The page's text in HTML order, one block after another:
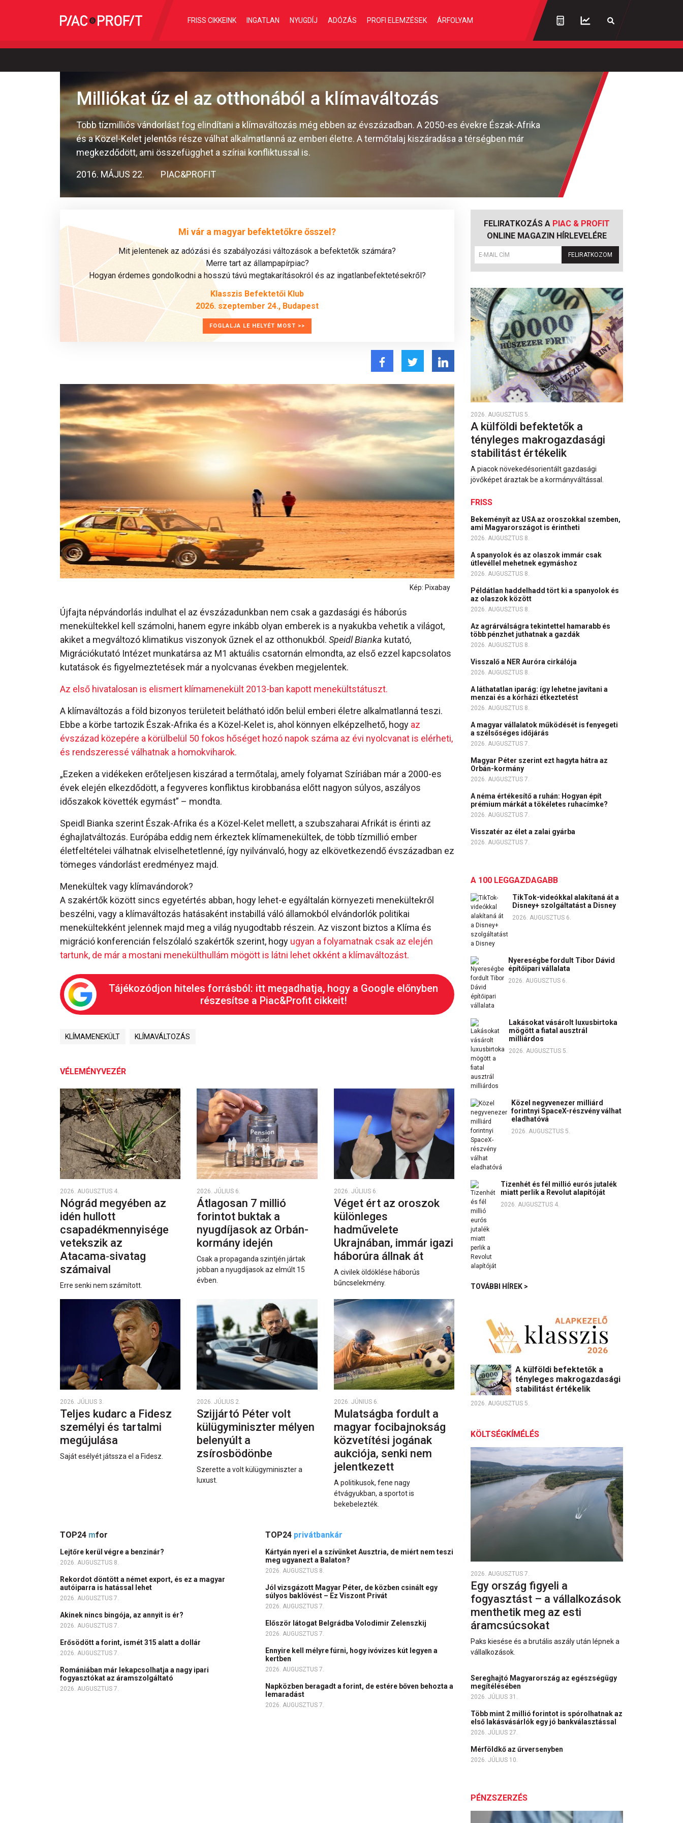
FRISS CIKKEINK INGATLAN NYUGDÍJ ADÓZÁS PROFI ELEMZÉSEK ÁRFOLYAM
Milliókat űz el az otthonából a klímaváltozás
Több tízmilliós vándorlást fog elindítani a klímaváltozás még ebben az évszázadban. A 2050-es évekre Észak-Afrika
és a Közel-Kelet jelentős része válhat alkalmatlanná az emberi életre. A termőtalaj kiszáradása a térségben már
megkezdődött, ami összefügghet a szíriai konfliktussal is.
2016. MÁJUS 22. PIAC&PROFIT
Mi vár a magyar befektetőkre ősszel?
Mit jelentenek az adózási és szabályozási változások a befektetők számára?
Merre tart az állampapírpiac?
Hogyan érdemes gondolkodni a hosszú távú megtakarításokról és az ingatlanbefektetésekről?
Klasszis Befektetői Klub
2026. szeptember 24., Budapest
FOGLALJA LE HELYÉT MOST >>
Kép: Pixabay
Újfajta népvándorlás indulhat el az évszázadunkban nem csak a gazdasági és háborús
menekültekkel kell számolni, hanem egyre inkább olyan emberek is a nyakukba vehetik a világot,
akiket a megváltozó klimatikus viszonyok űznek el az otthonukból. Speidl Bianka kutató,
Migrációkutató Intézet munkatársa az M1 aktuális csatornán elmondta, az első ezzel kapcsolatos
kutatások és figyelmeztetések már a nyolcvanas években megjelentek.
Az első hivatalosan is elismert klímamenekült 2013-ban kapott menekültstátuszt.
A klímaváltozás a föld bizonyos területeit belátható időn belül emberi életre alkalmatlanná teszi.
Ebbe a körbe tartozik Észak-Afrika és a Közel-Kelet is, ahol könnyen elképzelhető, hogy az
évszázad közepére a körülbelül 50 fokos hőséget hozó napok száma az évi nyolcvanat is elérheti,
és rendszeressé válhatnak a homokviharok.
„Ezeken a vidékeken erőteljesen kiszárad a termőtalaj, amely folyamat Szíriában már a 2000-es
évek elején elkezdődött, a fegyveres konfliktus kirobbanása előtt nagyon súlyos, aszályos
időszakok követték egymást” – mondta.
Speidl Bianka szerint Észak-Afrika és a Közel-Kelet mellett, a szubszaharai Afrikát is érinti az
éghajlatváltozás. Európába eddig nem érkeztek klímamenekültek, de több tízmillió ember
életfeltételei válhatnak elviselhetetlenné, így nyilvánvaló, hogy az elkövetkezendő évszázadban ez
tömeges vándorlást eredményez majd.
Menekültek vagy klímavándorok?
A szakértők között sincs egyetértés abban, hogy lehet-e egyáltalán környezeti menekültekről
beszélni, vagy a klímaváltozás hatásaként instabillá váló államokból elvándorlók politikai
menekültekként jelennek majd meg a világ nyugodtabb részein. Az viszont biztos a Klíma és
migráció konferencián felszólaló szakértők szerint, hogy ugyan a folyamatnak csak az elején
tartunk, de már a mostani menekülthullám mögött is látni lehet okként a klímaváltozást.
Tájékozódjon hiteles forrásból: itt megadhatja, hogy a Google előnyben
részesítse a Piac&Profit cikkeit!
KLÍMAMENEKÜLT KLÍMAVÁLTOZÁS
VÉLEMÉNYVEZÉR
2026. AUGUSZTUS 4.
Nógrád megyében az
idén hullott
csapadékmennyisége
vetekszik az
Atacama‑sivatag
számaival
Erre senki nem számított.
2026. JÚLIUS 6.
Átlagosan 7 millió
forintot buktak a
nyugdíjasok az Orbán-
kormány idején
Csak a propaganda szintjén jártak
jobban a nyugdíjasok az elmúlt 15
évben.
2026. JÚLIUS 6.
Véget ért az oroszok
különleges
hadművelete
Ukrajnában, immár igazi
háborúra állnak át
A civilek öldöklése háborús
bűncselekmény.
2026. JÚLIUS 3.
Teljes kudarc a Fidesz
személyi és tartalmi
megújulása
Saját esélyét játssza el a Fidesz.
2026. JÚLIUS 2.
Szijjártó Péter volt
külügyminiszter mélyen
belenyúlt a
zsírosbödönbe
Szerette a volt külügyminiszter a
luxust.
2026. JÚNIUS 6.
Mulatságba fordult a
magyar focibajnokság
közvetítési jogának
aukciója, senki nem
jelentkezett
A politikusok, fene nagy
étvágyukban, a sportot is
bekebelezték.
TOP24 mfor
Lejtőre kerül végre a benzinár?
2026. AUGUSZTUS 8.
Rekordot döntött a német export, és ez a magyar
autóiparra is hatással lehet
2026. AUGUSZTUS 7.
Akinek nincs bingója, az annyit is ér?
2026. AUGUSZTUS 7.
Erősödött a forint, ismét 315 alatt a dollár
2026. AUGUSZTUS 7.
Romániában már lekapcsolhatja a nagy ipari
fogyasztókat az áramszolgáltató
2026. AUGUSZTUS 7.
TOP24 privátbankár
Kártyán nyeri el a szívünket Ausztria, de miért nem teszi
meg ugyanezt a Balaton?
2026. AUGUSZTUS 8.
Jól vizsgázott Magyar Péter, de közben csinált egy
súlyos baklövést – Ez Viszont Privát
2026. AUGUSZTUS 7.
Először látogat Belgrádba Volodimir Zelenszkij
2026. AUGUSZTUS 7.
Ennyire kell mélyre fúrni, hogy ivóvizes kút legyen a
kertben
2026. AUGUSZTUS 7.
Napközben beragadt a forint, de estére bőven behozta a
lemaradást
2026. AUGUSZTUS 7.
FELIRATKOZÁS A PIAC & PROFIT
ONLINE MAGAZIN HÍRLEVELÉRE
FELIRATKOZOM
2026. AUGUSZTUS 5.
A külföldi befektetők a
tényleges makrogazdasági
stabilitást értékelik
A piacok növekedésorientált gazdasági
jövőképet áraztak be a kormányváltással.
FRISS
Bekeményít az USA az oroszokkal szemben,
ami Magyarországot is érintheti
2026. AUGUSZTUS 8.
A spanyolok és az olaszok immár csak
útlevéllel mehetnek egymáshoz
2026. AUGUSZTUS 8.
Példátlan haddelhadd tört ki a spanyolok és
az olaszok között
2026. AUGUSZTUS 8.
Az agrárválságra tekintettel hamarabb és
több pénzhet juthatnak a gazdák
2026. AUGUSZTUS 8.
Visszalő a NER Auróra cirkálója
2026. AUGUSZTUS 8.
A láthatatlan iparág: így lehetne javítani a
menzai és a kórházi étkeztetést
2026. AUGUSZTUS 8.
A magyar vállalatok működését is fenyegeti
a szélsőséges időjárás
2026. AUGUSZTUS 7.
Magyar Péter szerint ezt hagyta hátra az
Orbán-kormány
2026. AUGUSZTUS 7.
A néma értékesítő a ruhán: Hogyan épít
prémium márkát a tökéletes ruhacímke?
2026. AUGUSZTUS 7.
Visszatér az élet a zalai gyárba
2026. AUGUSZTUS 7.
A 100 LEGGAZDAGABB
TikTok-videókkal alakítaná át a
Disney+ szolgáltatást a Disney
2026. AUGUSZTUS 6.
Nyereségbe fordult Tibor Dávid
építőipari vállalata
2026. AUGUSZTUS 6.
Lakásokat vásárolt luxusbirtoka
mögött a fiatal ausztrál
milliárdos
2026. AUGUSZTUS 5.
Közel negyvenezer milliárd
forintnyi SpaceX-részvény válhat
eladhatóvá
2026. AUGUSZTUS 5.
Tizenhét és fél millió eurós jutalék
miatt perlik a Revolut alapítóját
2026. AUGUSZTUS 4.
TOVÁBBI HÍREK >
A külföldi befektetők a
tényleges makrogazdasági
stabilitást értékelik
2026. AUGUSZTUS 5.
KÖLTSÉGKÍMÉLÉS
2026. AUGUSZTUS 7.
Egy ország figyeli a
fogyasztást – a vállalkozások
menthetik meg az esti
áramcsúcsokat
Paks kiesése és a brutális aszály után lépnek a
vállalkozások.
Sereghajtó Magyarország az egészségügy
megítélésében
2026. JÚLIUS 31.
Több mint 2 millió forintot is spórolhatnak az
első lakásvásárlók egy jó bankválasztással
2026. JÚLIUS 27.
Mérföldkő az űrversenyben
2026. JÚLIUS 10.
PÉNZSZERZÉS